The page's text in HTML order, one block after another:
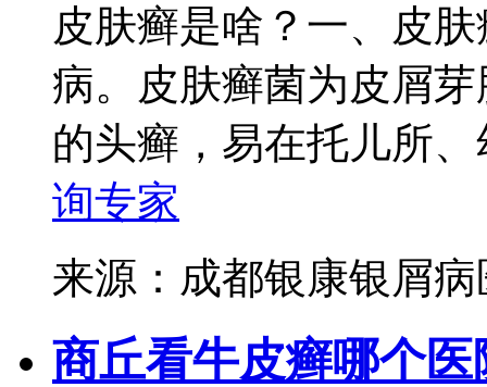
皮肤癣是啥？一、皮
病。皮肤癣菌为皮屑
的头癣，易在托儿所
询专家
来源：成都银康银屑
商丘看牛皮癣哪个